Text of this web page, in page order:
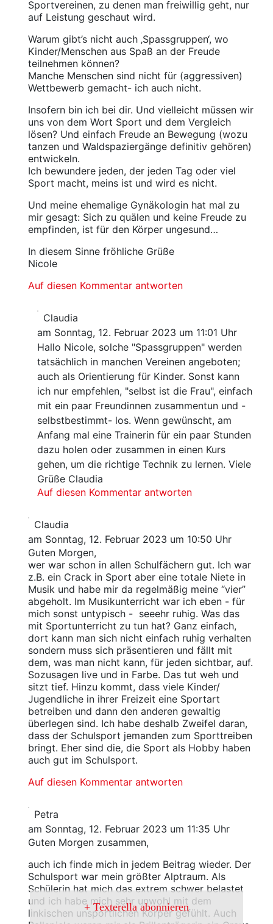
Sportvereinen, zu denen man freiwillig geht, nur
auf Leistung geschaut wird.
Warum gibt’s nicht auch ‚Spassgruppen‘, wo
Kinder/Menschen aus Spaß an der Freude
teilnehmen können?
Manche Menschen sind nicht für (aggressiven)
Wettbewerb gemacht- ich auch nicht.
Insofern bin ich bei dir. Und vielleicht müssen wir
uns von dem Wort Sport und dem Vergleich
lösen? Und einfach Freude an Bewegung (wozu
tanzen und Waldspaziergänge definitiv gehören)
entwickeln.
Ich bewundere jeden, der jeden Tag oder viel
Sport macht, meins ist und wird es nicht.
Und meine ehemalige Gynäkologin hat mal zu
mir gesagt: Sich zu quälen und keine Freude zu
empfinden, ist für den Körper ungesund…
In diesem Sinne fröhliche Grüße
Nicole
Auf diesen Kommentar antworten
Claudia
am Sonntag, 12. Februar 2023 um 11:01 Uhr
Hallo Nicole, solche "Spassgruppen" werden
tatsächlich in manchen Vereinen angeboten;
auch als Orientierung für Kinder. Sonst kann
ich nur empfehlen, "selbst ist die Frau", einfach
mit ein paar Freundinnen zusammentun und -
selbstbestimmt- los. Wenn gewünscht, am
Anfang mal eine Trainerin für ein paar Stunden
dazu holen oder zusammen in einen Kurs
gehen, um die richtige Technik zu lernen. Viele
Grüße Claudia
Auf diesen Kommentar antworten
Claudia
am Sonntag, 12. Februar 2023 um 10:50 Uhr
Guten Morgen,
wer war schon in allen Schulfächern gut. Ich war
z.B. ein Crack in Sport aber eine totale Niete in
Musik und habe mir da regelmäßig meine “vier”
abgeholt. Im Musikunterricht war ich eben - für
mich sonst untypisch - seeehr ruhig. Was das
mit Sportunterricht zu tun hat? Ganz einfach,
dort kann man sich nicht einfach ruhig verhalten
sondern muss sich präsentieren und fällt mit
dem, was man nicht kann, für jeden sichtbar, auf.
Sozusagen live und in Farbe. Das tut weh und
sitzt tief. Hinzu kommt, dass viele Kinder/
Jugendliche in ihrer Freizeit eine Sportart
betreiben und dann den anderen gewaltig
überlegen sind. Ich habe deshalb Zweifel daran,
dass der Schulsport jemanden zum Sporttreiben
bringt. Eher sind die, die Sport als Hobby haben
auch gut im Schulsport.
Auf diesen Kommentar antworten
Petra
am Sonntag, 12. Februar 2023 um 11:35 Uhr
Guten Morgen zusammen,
auch ich finde mich in jedem Beitrag wieder. Der
Schulsport war mein größter Alptraum. Als
Schülerin hat mich das extrem schwer belastet
und ich habe mich sehr unwohl mit dem
linkischen unsportlichen Körper gefühlt. Auch
Texterella abonnieren